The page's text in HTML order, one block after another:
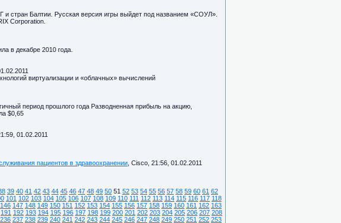
и стран Балтии. Русская версия игры выйдет под названием «СОУЛ».
Corporation.
в декабре 2010 года.
виртуализации и «облачных» вычислений
период прошлого года Разводненная прибыль на акцию,
$0,65
01.02.2011
пациентов в здравоохранении , Cisco, 21:56, 01.02.2011
39 40 41 42 43 44 45 46 47 48 49 50 51 52 53 54 55 56 57 58 59 60 61 62
101 102 103 104 105 106 107 108 109 110 111 112 113 114 115 116 117 118
146 147 148 149 150 151 152 153 154 155 156 157 158 159 160 161 162 163
191 192 193 194 195 196 197 198 199 200 201 202 203 204 205 206 207 208
236 237 238 239 240 241 242 243 244 245 246 247 248 249 250 251 252 253